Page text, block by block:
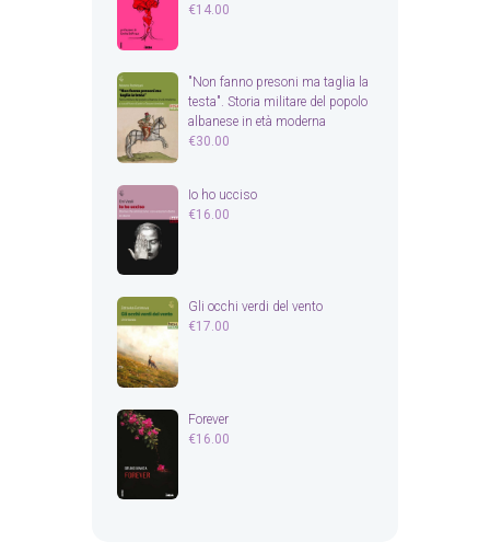
€14.00
"Non fanno presoni ma taglia la
testa". Storia militare del popolo
albanese in età moderna
€30.00
Io ho ucciso
€16.00
Gli occhi verdi del vento
€17.00
Forever
€16.00